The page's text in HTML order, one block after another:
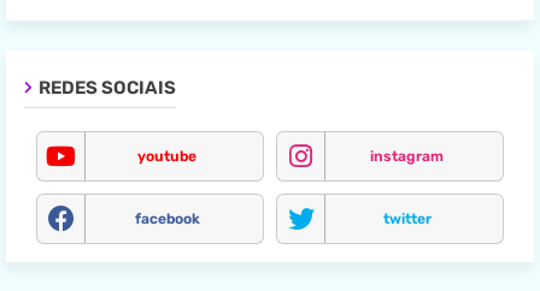
REDES SOCIAIS
youtube instagram
facebook twitter